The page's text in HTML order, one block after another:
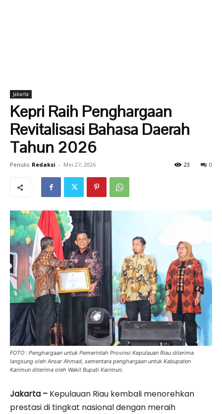
Jakarta
Kepri Raih Penghargaan
Revitalisasi Bahasa Daerah
Tahun 2026
Penulis Redaksi - Mei 27, 2026 0
23
FOTO : Penghargaan untuk Pemerintah Provinsi Kepulauan Riau diterima
langsung oleh Ansar Ahmad, sementara penghargaan untuk Kabupaten
Karimun diterima oleh Wakil Bupati Karimun.
Jakarta – Kepulauan Riau kembali menorehkan
prestasi di tingkat nasional dengan meraih